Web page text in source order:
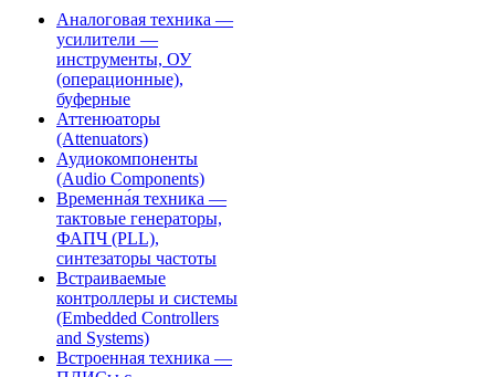
Аналоговая техника —
усилители —
инструменты, ОУ
(операционные),
буферные
Аттенюаторы
(Attenuators)
Аудиокомпоненты
(Audio Components)
Временна́я техника —
тактовые генераторы,
ФАПЧ (PLL),
синтезаторы частоты
Встраиваемые
контроллеры и системы
(Embedded Controllers
and Systems)
Встроенная техника —